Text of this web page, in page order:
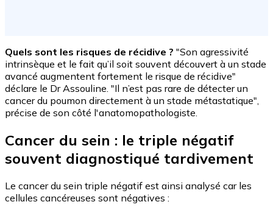
Quels sont les risques de récidive ? "Son agressivité
intrinsèque et le fait qu’il soit souvent découvert à un stade
avancé augmentent fortement le risque de récidive"
déclare le Dr Assouline. "Il n’est pas rare de détecter un
cancer du poumon directement à un stade métastatique",
précise de son côté l'anatomopathologiste.
Cancer du sein : le triple négatif
souvent diagnostiqué tardivement
Le cancer du sein triple négatif est ainsi analysé car les
cellules cancéreuses sont négatives :